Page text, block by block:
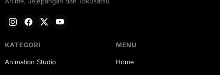
KATEGORI
Animation Studio
MENU
Home